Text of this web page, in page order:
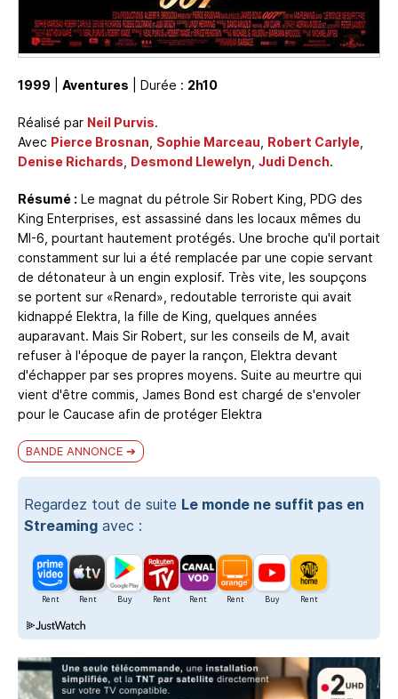
1999 Aventures | Durée : 2h10
Réalisé par Neil Purvis.
Avec Pierce Brosnan Sophie Marceau Robert Carlyle
Denise Richards Desmond Llewelyn Judi Dench.
Résumé : Le magnat du pétrole Sir Robert King, PDG des
King Enterprises, est assassiné dans les locaux mêmes du
MI-6, pourtant hautement protégés. Une broche qu'il portait
constamment sur lui a été remplacée par une copie servant
de détonateur à un engin explosif. Très vite, les soupçons
se portent sur «Renard», redoutable terroriste qui avait
kidnappé Elektra, la fille de King, quelques années
auparavant. Mais Sir Robert, sur les conseils de M, avait
refuser à l'époque de payer la rançon, Elektra devant
d'échapper par ses propres moyens. Suite au meurtre qui
vient d'être commis, James Bond est chargé de s'envoler
pour le Caucase afin de protéger Elektra
BANDE ANNONCE
Regardez tout de suite Le monde ne suffit pas en
Streaming avec :